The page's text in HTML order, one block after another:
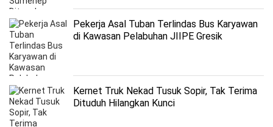
Pekerja Asal Tuban Terlindas Bus Karyawan
di Kawasan Pelabuhan JIIPE Gresik
Kernet Truk Nekad Tusuk Sopir, Tak Terima
Dituduh Hilangkan Kunci